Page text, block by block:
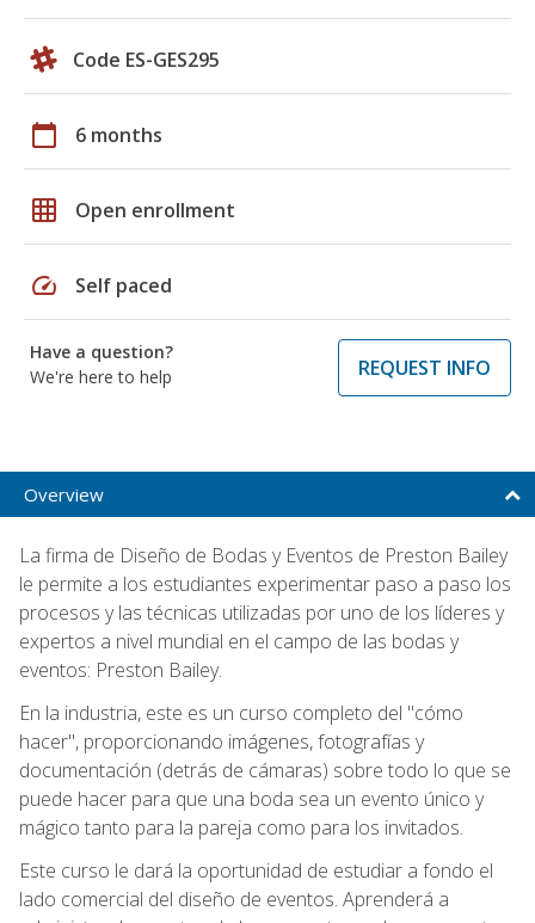
Code ES-GES295
calendar_today 6 months
grid_on Open enrollment
speed Self paced
Have a question?
We're here to help
REQUEST INFO
Overview
La firma de Diseño de Bodas y Eventos de Preston Bailey
le permite a los estudiantes experimentar paso a paso los
procesos y las técnicas utilizadas por uno de los líderes y
expertos a nivel mundial en el campo de las bodas y
eventos: Preston Bailey.
En la industria, este es un curso completo del "cómo
hacer", proporcionando imágenes, fotografías y
documentación (detrás de cámaras) sobre todo lo que se
puede hacer para que una boda sea un evento único y
mágico tanto para la pareja como para los invitados.
Este curso le dará la oportunidad de estudiar a fondo el
lado comercial del diseño de eventos. Aprenderá a